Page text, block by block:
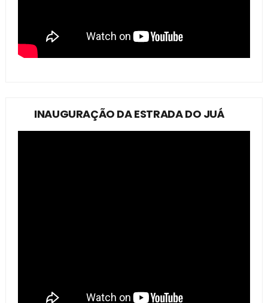
INAUGURAÇÃO DA ESTRADA DO JUÁ